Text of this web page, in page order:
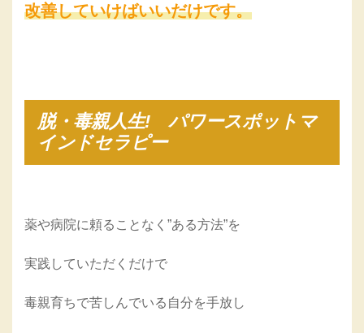
改善していけばいいだけです。
脱・毒親人生!
パワースポットマ
インドセラピー
薬や病院に頼ることなく”ある方法”を
実践していただくだけで
毒親育ちで苦しんでいる自分を手放し